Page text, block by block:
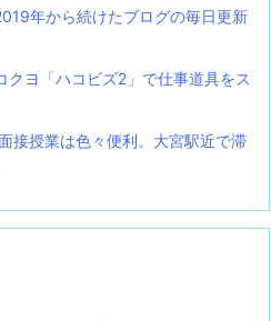
年から続けたブログの毎日更新
ヨ「ハコビズ2」で仕事道具をス
接授業は色々便利。大宮駅近で滞